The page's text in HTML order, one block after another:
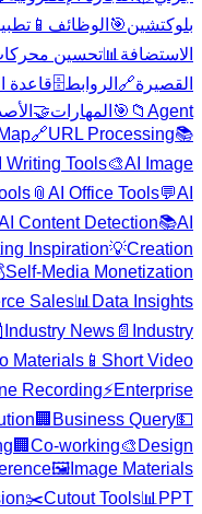
بلوكتشين🎯 الوظائف 📱
الاستضافة 📊تحسين
القصيرة🔗 الروابط🗄️قاعدة
📁 Agent
🎯 المهارات🤝
🔗URL Processing📚
Writing Tools🎨AI Image
📎 AI Office Tools💬AI
Content Detection📚AI
Inspiration💡Creation
Self-Media Monetization
Sales📊 Data Insights
Industry News 📄 Industry
Materials 📱 Short Video
Recording⚡Enterprise
🏢 Business Query💵
🏢 Co-working🎨 Design
🖼️ Image Materials
✂️Cutout Tools📊 PPT